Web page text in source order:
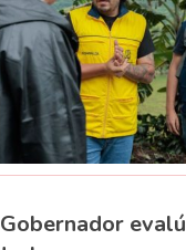
Gobernador